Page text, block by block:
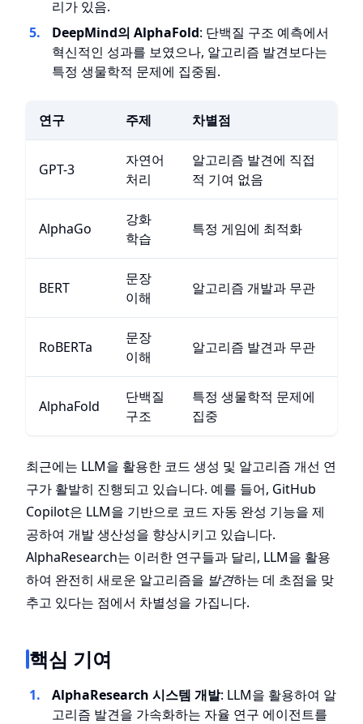
리가 있음.
DeepMind의 AlphaFold: 단백질 구조 예측에서
혁신적인 성과를 보였으나, 알고리즘 발견보다는
특정 생물학적 문제에 집중됨.
연구 주제 차별점
GPT-3
자연어
처리
알고리즘 발견에 직접
적 기여 없음
AlphaGo
강화
학습
특정 게임에 최적화
BERT
문장
이해
알고리즘 개발과 무관
RoBERTa
문장
이해
알고리즘 발견과 무관
AlphaFold
단백질
구조
특정 생물학적 문제에
집중
최근에는 LLM을 활용한 코드 생성 및 알고리즘 개선 연
구가 활발히 진행되고 있습니다. 예를 들어, GitHub
Copilot은 LLM을 기반으로 코드 자동 완성 기능을 제
공하여 개발 생산성을 향상시키고 있습니다.
AlphaResearch는 이러한 연구들과 달리, LLM을 활용
하여 완전히 새로운 알고리즘을 발견하는 데 초점을 맞
추고 있다는 점에서 차별성을 가집니다.
핵심 기여
AlphaResearch 시스템 개발: LLM을 활용하여 알
고리즘 발견을 가속화하는 자율 연구 에이전트를